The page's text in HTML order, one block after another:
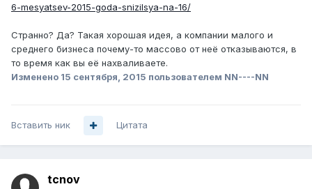
6-mesyatsev-2015-goda-snizilsya-na-16/
Странно? Да? Такая хорошая идея, а компании малого и
среднего бизнеса почему-то массово от неё отказываются, в
то время как вы её нахваливаете.
Изменено 15 сентября, 2015 пользователем NN----NN
Вставить ник Цитата
tcnov